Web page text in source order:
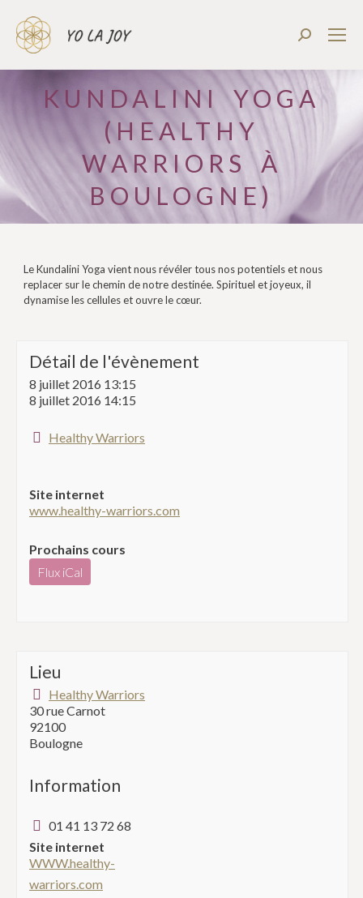
KUNDALINI YOGA
(HEALTHY
WARRIORS À
BOULOGNE)
Le Kundalini Yoga vient nous révéler tous nos potentiels et nous
replacer sur le chemin de notre destinée. Spirituel et joyeux, il
dynamise les cellules et ouvre le cœur.
Détail de l'évènement
8 juillet 2016 13:15
8 juillet 2016 14:15
Healthy Warriors
Site internet
www.healthy-warriors.com
Prochains cours
Flux iCal
Lieu
Healthy Warriors
30 rue Carnot
92100
Boulogne
Information
01 41 13 72 68
Site internet
WWW.healthy-
warriors.com